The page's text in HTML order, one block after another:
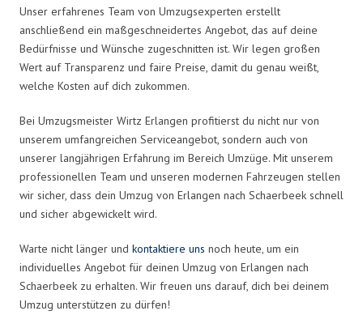
Unser erfahrenes Team von Umzugsexperten erstellt
anschließend ein maßgeschneidertes Angebot, das auf deine
Bedürfnisse und Wünsche zugeschnitten ist. Wir legen großen
Wert auf Transparenz und faire Preise, damit du genau weißt,
welche Kosten auf dich zukommen.
Bei Umzugsmeister Wirtz Erlangen profitierst du nicht nur von
unserem umfangreichen Serviceangebot, sondern auch von
unserer langjährigen Erfahrung im Bereich Umzüge. Mit unserem
professionellen Team und unseren modernen Fahrzeugen stellen
wir sicher, dass dein Umzug von Erlangen nach Schaerbeek schnell
und sicher abgewickelt wird.
Warte nicht länger und kontaktiere uns noch heute, um ein
individuelles Angebot für deinen Umzug von Erlangen nach
Schaerbeek zu erhalten. Wir freuen uns darauf, dich bei deinem
Umzug unterstützen zu dürfen!